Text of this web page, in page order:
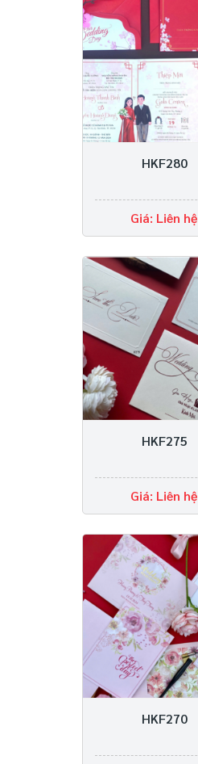
HKF280
Giá: Liên hệ
HKF275
Giá: Liên hệ
HKF270